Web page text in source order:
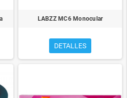
LABZZ MC6 Monocular
DETALLES